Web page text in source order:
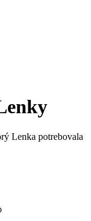
Lenka potrebovala